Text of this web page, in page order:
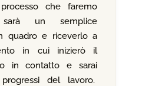
che faremo
un semplice
quadro e riceverlo a
in cui inizierò il
in contatto e sarai
del lavoro.